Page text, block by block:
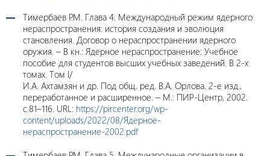
Тимербаев Р.М. Глава 4. Международный режим ядерного
нераспространения: история создания и эволюция
становления. Договор о нераспространении ядерного
оружия. – В кн.: Ядерное нераспространение: Учебное
пособие для студентов высших учебных заведений. В 2-х
томах. Том I/
И.А. Ахтамзян и др. Под общ. ред. В.А. Орлова. 2-е изд.,
переработанное и расширенное. – М.: ПИР-Центр, 2002.
c.81–116. URL: https://pircenter.org/wp-
content/uploads/2022/08/Ядерное-
нераспространение-2002.pdf